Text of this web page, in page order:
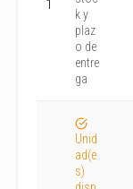
1
k y
plaz
o de
entre
ga
Unid
ad(e
s)